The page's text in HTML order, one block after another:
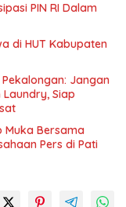
PIN RI Dalam
di HUT Kabupaten
Pekalongan: Jangan
Siap
Muka Bersama
Pers di Pati